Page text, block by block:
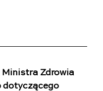
Ministra Zdrowia
dotyczącego